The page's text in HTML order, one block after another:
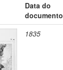
Data do
documento
1835